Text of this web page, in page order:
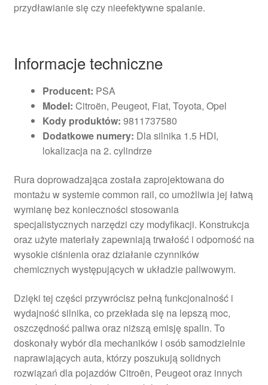
przydławianie się czy nieefektywne spalanie.
Informacje techniczne
Producent: PSA
Model: Citroën, Peugeot, Fiat, Toyota, Opel
Kody produktów: 9811737580
Dodatkowe numery: Dla silnika 1.5 HDI,
lokalizacja na 2. cylindrze
Rura doprowadzająca została zaprojektowana do
montażu w systemie common rail, co umożliwia jej łatwą
wymianę bez konieczności stosowania
specjalistycznych narzędzi czy modyfikacji. Konstrukcja
oraz użyte materiały zapewniają trwałość i odporność na
wysokie ciśnienia oraz działanie czynników
chemicznych występujących w układzie paliwowym.
Dzięki tej części przywrócisz pełną funkcjonalność i
wydajność silnika, co przekłada się na lepszą moc,
oszczędność paliwa oraz niższą emisję spalin. To
doskonały wybór dla mechaników i osób samodzielnie
naprawiających auta, którzy poszukują solidnych
rozwiązań dla pojazdów Citroën, Peugeot oraz innych